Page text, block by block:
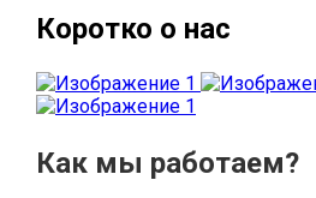
Коротко о нас
Как мы работаем?